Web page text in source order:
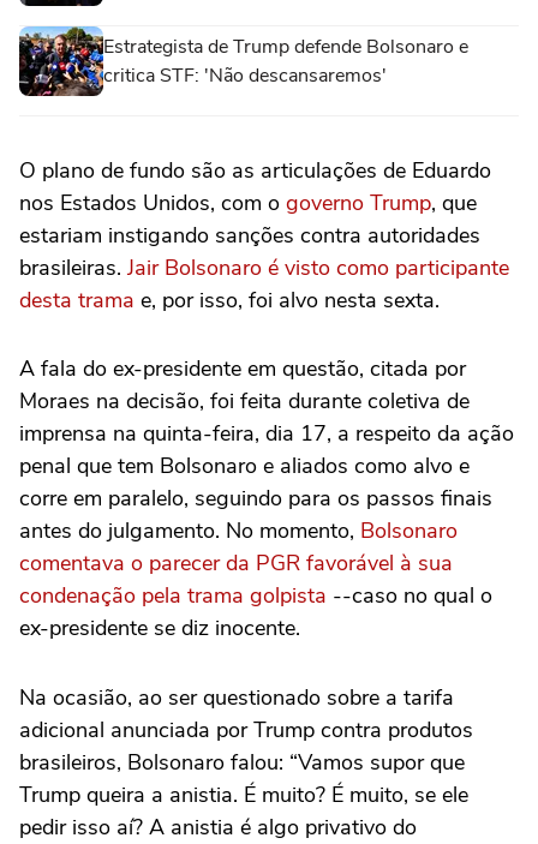
Estrategista de Trump defende Bolsonaro e
critica STF: 'Não descansaremos'
O plano de fundo são as articulações de Eduardo
nos Estados Unidos, com o governo Trump, que
estariam instigando sanções contra autoridades
brasileiras. Jair Bolsonaro é visto como participante
desta trama e, por isso, foi alvo nesta sexta.
A fala do ex-presidente em questão, citada por
Moraes na decisão, foi feita durante coletiva de
imprensa na quinta-feira, dia 17, a respeito da ação
penal que tem Bolsonaro e aliados como alvo e
corre em paralelo, seguindo para os passos finais
antes do julgamento. No momento, Bolsonaro
comentava o parecer da PGR favorável à sua
condenação pela trama golpista --caso no qual o
ex-presidente se diz inocente.
Na ocasião, ao ser questionado sobre a tarifa
adicional anunciada por Trump contra produtos
brasileiros, Bolsonaro falou: “Vamos supor que
Trump queira a anistia. É muito? É muito, se ele
pedir isso aí? A anistia é algo privativo do